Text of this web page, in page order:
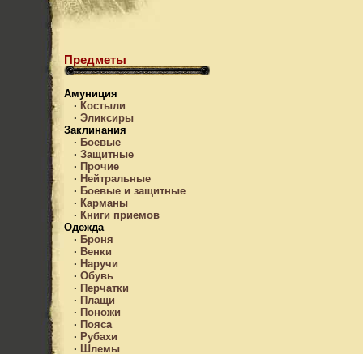
Предметы
Амуниция
· Костыли
· Эликсиры
Заклинания
· Боевые
· Защитные
· Прочие
· Нейтральные
· Боевые и защитные
· Карманы
· Книги приемов
Одежда
· Броня
· Венки
· Наручи
· Обувь
· Перчатки
· Плащи
· Поножи
· Пояса
· Рубахи
· Шлемы